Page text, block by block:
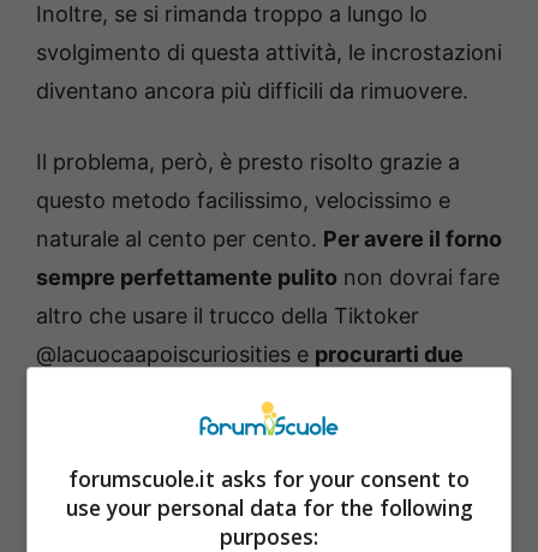
Inoltre, se si rimanda troppo a lungo lo
svolgimento di questa attività, le incrostazioni
diventano ancora più difficili da rimuovere.
Il problema, però, è presto risolto grazie a
questo metodo facilissimo, velocissimo e
naturale al cento per cento. Per avere il forno
sempre perfettamente pulito non dovrai fare
altro che usare il trucco della Tiktoker
@lacuocaapoiscuriosities e procurarti due
forumscuole.it asks for your consent to
use your personal data for the following
purposes: